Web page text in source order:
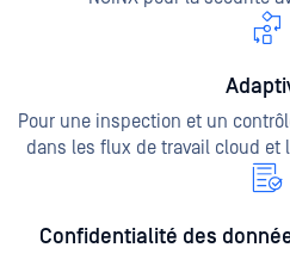
Pour une inspection et un
dans les flux de travail cloud
Confidentialité des